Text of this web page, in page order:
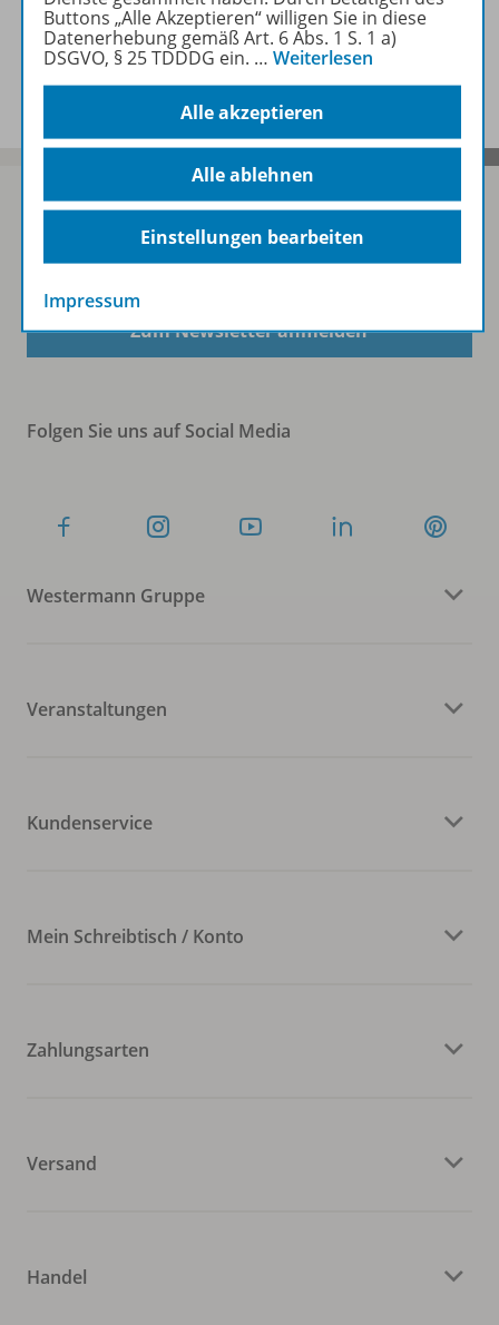
Benachrichtigungs-Service
Sofort profitieren
Zum Newsletter anmelden
Folgen Sie uns auf Social Media
Westermann Gruppe
Veranstaltungen
Kundenservice
Mein Schreibtisch / Konto
Zahlungsarten
Versand
Handel
Buttons „Alle Akzeptieren“ willigen Sie in diese
Datenerhebung gemäß Art. 6 Abs. 1 S. 1 a)
DSGVO, § 25 TDDDG ein. … Weiterlesen
Alle akzeptieren
Alle ablehnen
Einstellungen bearbeiten
Impressum